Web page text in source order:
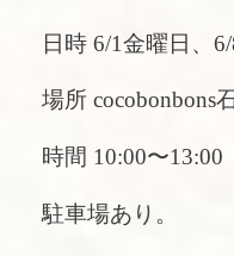
日時 6/1金曜日、
場所 cocobonbons
時間 10:00〜13:00
駐車場あり。